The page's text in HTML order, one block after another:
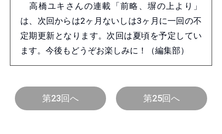
高橋ユキさんの連載「前略、塀の上より」
は、次回からは2ヶ月ないしは3ヶ月に一回の不
定期更新となります。次回は夏頃を予定してい
ます。今後もどうぞお楽しみに！（編集部）
第23回へ 第25回へ